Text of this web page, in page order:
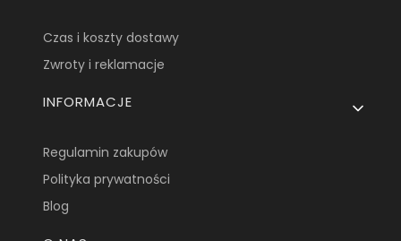
Czas i koszty dostawy
Zwroty i reklamacje
INFORMACJE
Regulamin zakupów
Polityka prywatności
Blog